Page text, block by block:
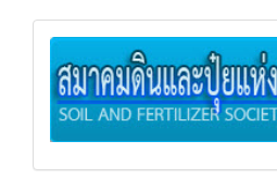
soil